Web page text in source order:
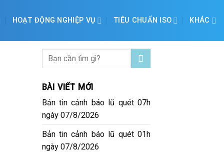
HOẠT ĐỘNG NGHIỆP VỤ TIÊU CHUẨN ISO KHÁC
BÀI VIẾT MỚI
Bản tin cảnh báo lũ quét 07h
ngày 07/8/2026
Bản tin cảnh báo lũ quét 01h
ngày 07/8/2026